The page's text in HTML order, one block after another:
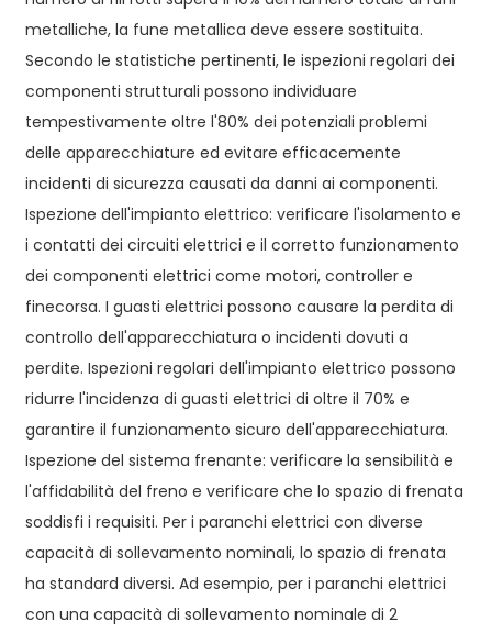
metalliche, la fune metallica deve essere sostituita.
Secondo le statistiche pertinenti, le ispezioni regolari dei
componenti strutturali possono individuare
tempestivamente oltre l'80% dei potenziali problemi
delle apparecchiature ed evitare efficacemente
incidenti di sicurezza causati da danni ai componenti.
Ispezione dell'impianto elettrico: verificare l'isolamento e
i contatti dei circuiti elettrici e il corretto funzionamento
dei componenti elettrici come motori, controller e
finecorsa. I guasti elettrici possono causare la perdita di
controllo dell'apparecchiatura o incidenti dovuti a
perdite. Ispezioni regolari dell'impianto elettrico possono
ridurre l'incidenza di guasti elettrici di oltre il 70% e
garantire il funzionamento sicuro dell'apparecchiatura.
Ispezione del sistema frenante: verificare la sensibilità e
l'affidabilità del freno e verificare che lo spazio di frenata
soddisfi i requisiti. Per i paranchi elettrici con diverse
capacità di sollevamento nominali, lo spazio di frenata
ha standard diversi. Ad esempio, per i paranchi elettrici
con una capacità di sollevamento nominale di 2